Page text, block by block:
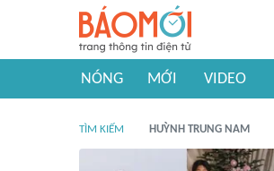
NÓNG MỚI VIDEO
TÌM KIẾM HUỲNH TRUNG NAM